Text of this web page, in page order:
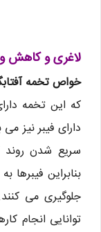
لاغری و کاهش
خواص تخمه
که این تخمه
دارای فیبر نیز
سریع شدن
بنابراین
جلوگیری می
توانایی انجام